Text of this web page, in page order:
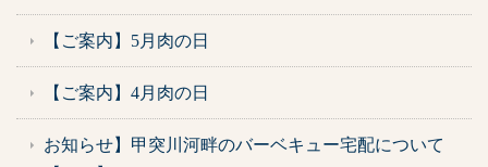
【ご案内】5月肉の日
【ご案内】4月肉の日
お知らせ】甲突川河畔のバーベキュー宅配について